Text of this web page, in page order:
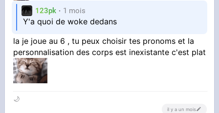
123pk 1 mois
Y'a quoi de woke dedans
la je joue au 6 , tu peux choisir tes pronoms et la
personnalisation des corps est inexistante c'est plat
🌙
il y a un mois